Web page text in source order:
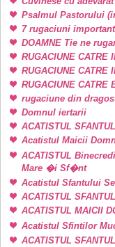
Psalmul Pastorului
7 rugaciuni
DOAMNE Tie ne
RUGACIUNE CATRE
RUGACIUNE CATRE
RUGACIUNE CATRE
rugaciune din
Domnul iertarii
ACATISTUL
Acatistul Maicii
ACATISTUL
Mare �i Sf�nt
Acatistul Sfantului
ACATISTUL
ACATISTUL MAICII
Acatistul Sfintilor
ACATISTUL